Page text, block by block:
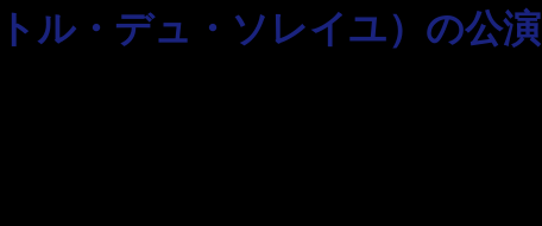
ル・デュ・ソレイユ）の公演